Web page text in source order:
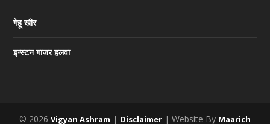
गेहू खीर
इन्स्टन गाजर हलवा
© 2026 Vigyan Ashram | Disclaimer | Website By Maarich